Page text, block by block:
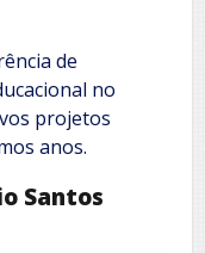
de
no
projetos
anos.
Santos